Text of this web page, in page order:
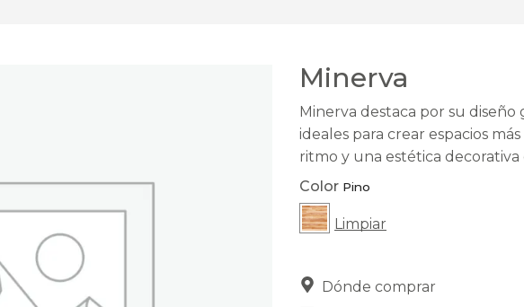
Minerva
Minerva destaca por su
ideales para crear espacios
ritmo y una estética
Color
Limpiar
Dónde comprar